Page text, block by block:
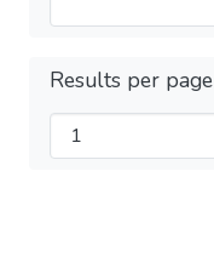
Results per page